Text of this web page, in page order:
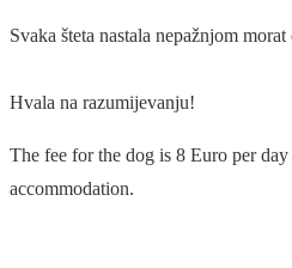
Svaka šteta nastala nepažnjom
Hvala na razumijevanju!
The fee for the dog is 8 Euro per
accommodation.